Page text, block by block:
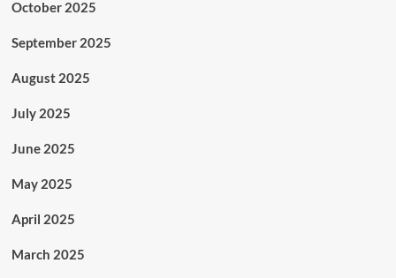
October 2025
September 2025
August 2025
July 2025
June 2025
May 2025
April 2025
March 2025